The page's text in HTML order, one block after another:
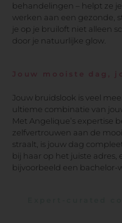
behandelingen – helpt ze
werken aan een gezonde,
je op je bruiloft niet alleen
door je natuurlijke glow.
Jouw mooiste dag,
Jouw bruidslook is veel
ultieme combinatie van
Met Angelique’s expertise
zelfvertrouwen aan de
straalt, is jouw dag
bij haar op het juiste adres,
bijvoorbeeld een bachelor-